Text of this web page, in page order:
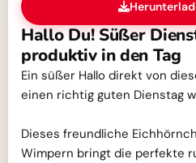
Hallo Du! Süßer
produktiv in den Tag
Ein süßer Hallo direkt von
einen richtig guten Dienstag
Dieses freundliche
Wimpern bringt die perfekte